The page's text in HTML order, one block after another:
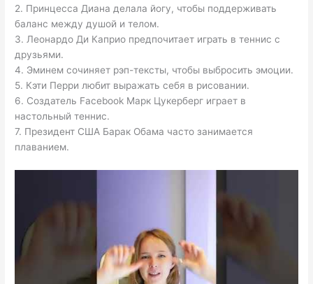
2. Принцесса Диана делала йогу, чтобы поддерживать
баланс между душой и телом.
3. Леонардо Ди Каприо предпочитает играть в теннис с
друзьями.
4. Эминем сочиняет рэп-тексты, чтобы выбросить эмоции.
5. Кэти Перри любит выражать себя в рисовании.
6. Создатель Facebook Марк Цукерберг играет в
настольный теннис.
7. Президент США Барак Обама часто занимается
плаванием.